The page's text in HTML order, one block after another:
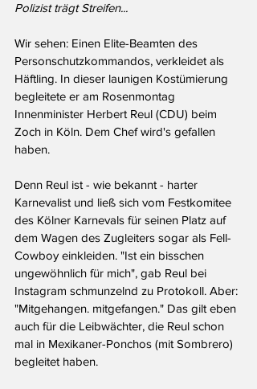
Polizist trägt Streifen...
Wir sehen: Einen Elite-Beamten des
Personschutzkommandos, verkleidet als
Häftling. In dieser launigen Kostümierung
begleitete er am Rosenmontag
Innenminister Herbert Reul (CDU) beim
Zoch in Köln. Dem Chef wird's gefallen
haben.
Denn Reul ist - wie bekannt - harter
Karnevalist und ließ sich vom Festkomitee
des Kölner Karnevals für seinen Platz auf
dem Wagen des Zugleiters sogar als Fell-
Cowboy einkleiden. "Ist ein bisschen
ungewöhnlich für mich", gab Reul bei
Instagram schmunzelnd zu Protokoll. Aber:
"Mitgehangen. mitgefangen." Das gilt eben
auch für die Leibwächter, die Reul schon
mal in Mexikaner-Ponchos (mit Sombrero)
begleitet haben.